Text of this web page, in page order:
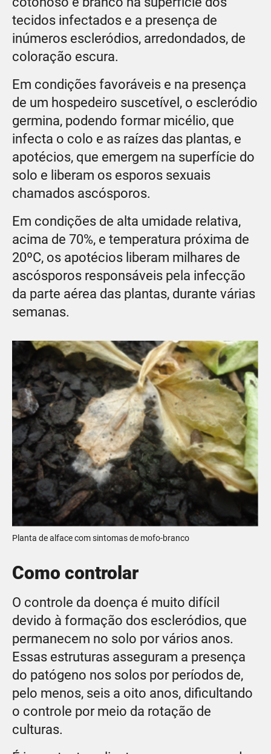
tecidos infectados e a presença de
inúmeros escleródios, arredondados, de
coloração escura.
Em condições favoráveis e na presença
de um hospedeiro suscetível, o escleródio
germina, podendo formar micélio, que
infecta o colo e as raízes das plantas, e
apotécios, que emergem na superfície do
solo e liberam os esporos sexuais
chamados ascósporos.
Em condições de alta umidade relativa,
acima de 70%, e temperatura próxima de
20ºC, os apotécios liberam milhares de
ascósporos responsáveis pela infecção
da parte aérea das plantas, durante várias
semanas.
Planta de alface com sintomas de mofo-branco
Como controlar
O controle da doença é muito difícil
devido à formação dos escleródios, que
permanecem no solo por vários anos.
Essas estruturas asseguram a presença
do patógeno nos solos por períodos de,
pelo menos, seis a oito anos, dificultando
o controle por meio da rotação de
culturas.